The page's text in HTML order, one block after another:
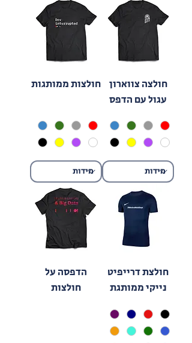
חולצה צווארון
עגול עם הדפס
חולצות ממותגות
חולצת דרייפיט
נייקי ממותגת
הדפסה על
חולצות